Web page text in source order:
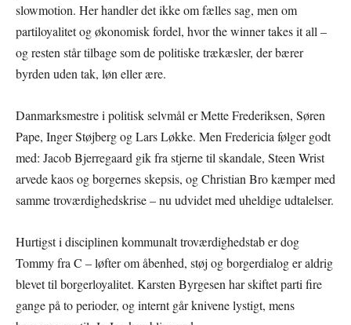
slowmotion. Her handler det ikke om fælles sag, men om
partiloyalitet og økonomisk fordel, hvor the winner takes it all –
og resten står tilbage som de politiske trækæsler, der bærer
byrden uden tak, løn eller ære.
Danmarksmestre i politisk selvmål er Mette Frederiksen, Søren
Pape, Inger Støjberg og Lars Løkke. Men Fredericia følger godt
med: Jacob Bjerregaard gik fra stjerne til skandale, Steen Wrist
arvede kaos og borgernes skepsis, og Christian Bro kæmper med
samme troværdighedskrise – nu udvidet med uheldige udtalelser.
Hurtigst i disciplinen kommunalt troværdighedstab er dog
Tommy fra C – løfter om åbenhed, støj og borgerdialog er aldrig
blevet til borgerloyalitet. Karsten Byrgesen har skiftet parti fire
gange på to perioder, og internt går knivene lystigt, mens